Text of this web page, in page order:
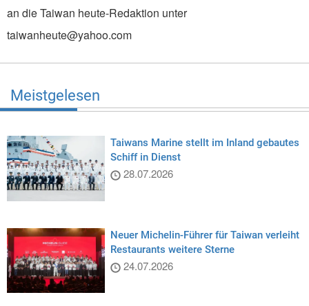
an die Taiwan heute-Redaktion unter
taiwanheute@yahoo.com
Meistgelesen
Taiwans Marine stellt im Inland gebautes
Schiff in Dienst
28.07.2026
Neuer Michelin-Führer für Taiwan verleiht
Restaurants weitere Sterne
24.07.2026